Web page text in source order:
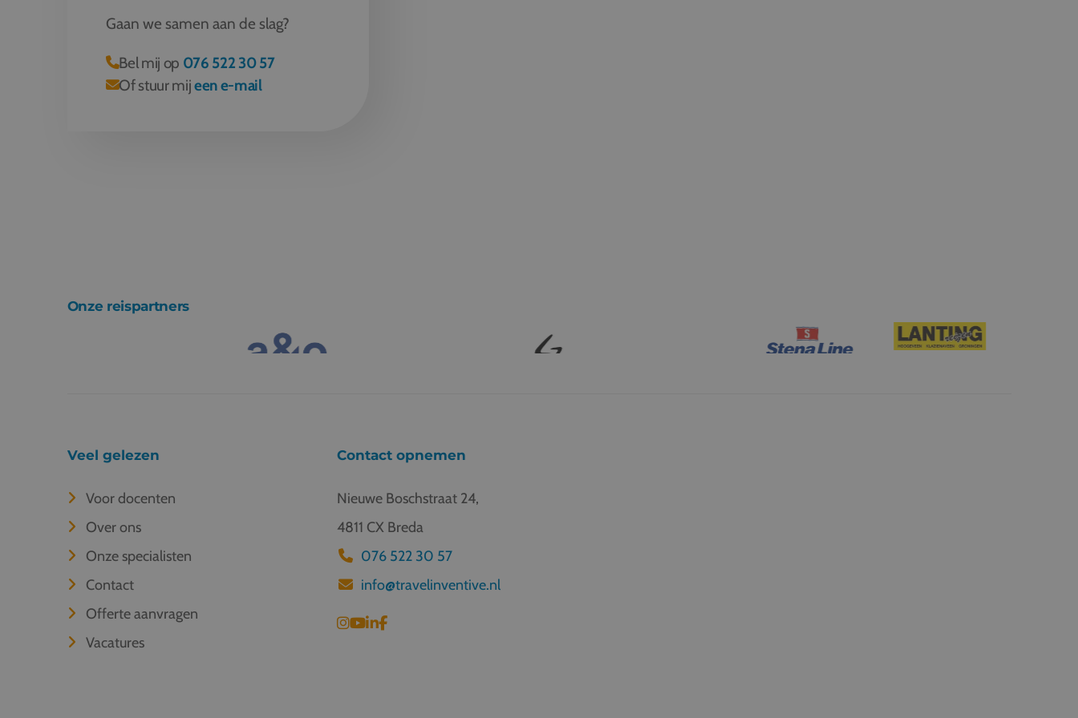
Gaan we samen aan de slag?
Bel mij op 076 522 30 57
Of stuur mijeen e-mail
Onze reispartners
Veel gelezen
Voor docenten
Over ons
Onze specialisten
Contact
Offerte aanvragen
Vacatures
Contact opnemen
Nieuwe Boschstraat 24,
4811 CX Breda
076 522 30 57
info@travelinventive.nl